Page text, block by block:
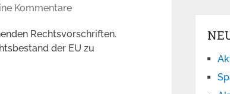
Kommentare
Rechtsvorschriften.
der EU zu